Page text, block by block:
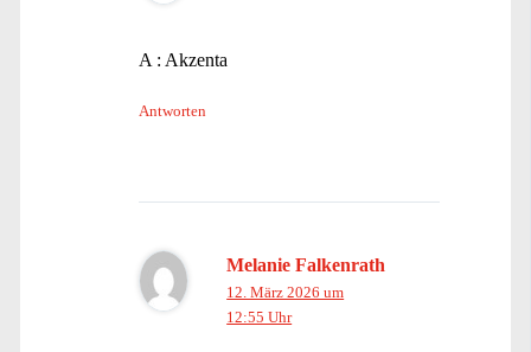
A : Akzenta
Antworten
Melanie Falkenrath
12. März 2026 um
12:55 Uhr